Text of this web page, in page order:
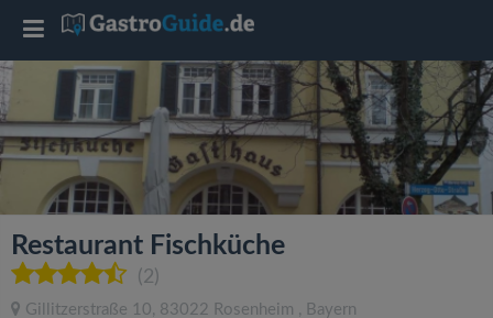
Restaurant Fischküche
(2)
Gillitzerstraße 10, 83022 Rosenheim , Bayern
T
g
g
l